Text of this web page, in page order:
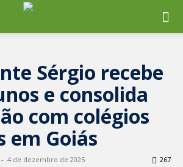
Sérgio recebe
e consolida
com colégios
em Goiás
- 4 de dezembro de 2025 267